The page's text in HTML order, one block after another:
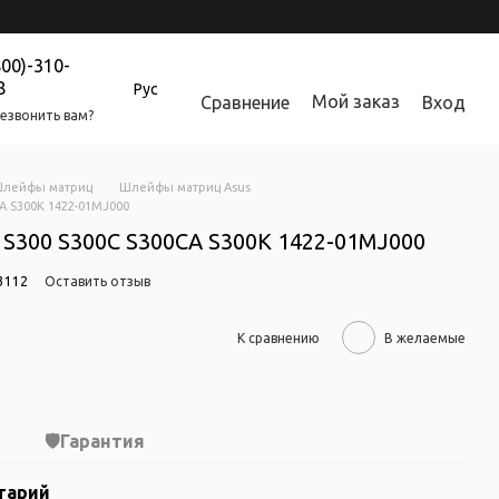
310-
вам?
Рус
Сравнение Мой заказ Вход
матриц
Шлейфы матриц Asus
S300K 1422-01MJ000
S300C S300CA S300K 1422-01MJ000
Оставить отзыв
К сравнению В желаемые
Гарантия